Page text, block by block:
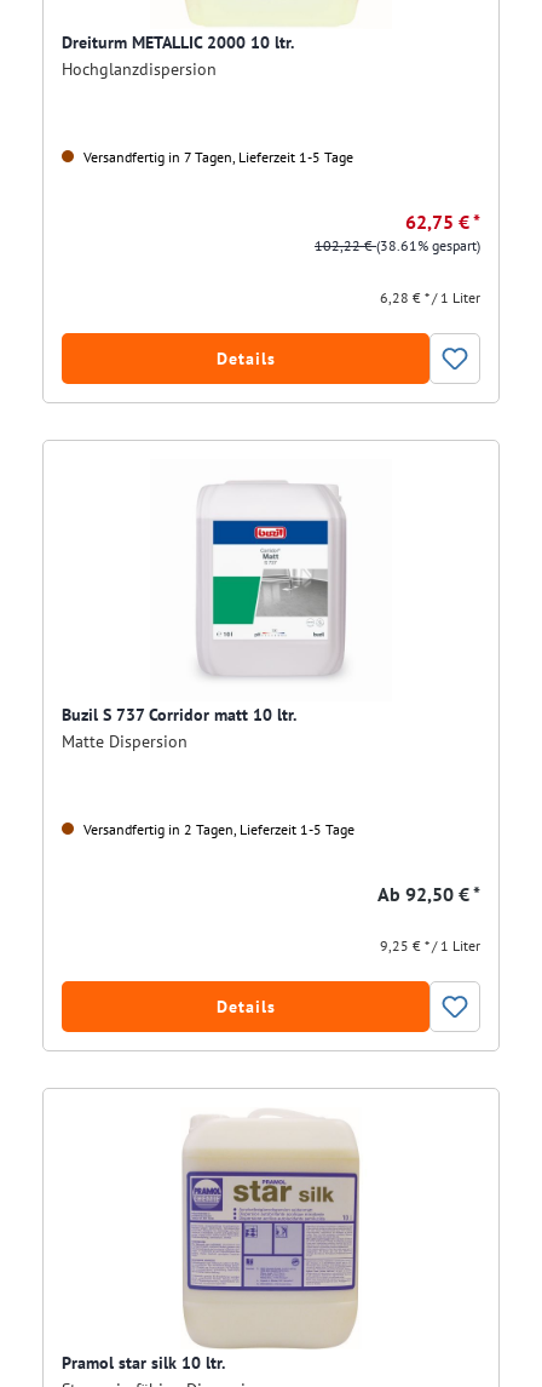
Dreiturm METALLIC 2000 10 ltr.
Hochglanzdispersion
Versandfertig in 7 Tagen, Lieferzeit 1-5 Tage
62,75 € *
102,22 €(38.61% gespart)
6,28 € * / 1 Liter
Details
Buzil S 737 Corridor matt 10 ltr.
Matte Dispersion
Versandfertig in 2 Tagen, Lieferzeit 1-5 Tage
Ab 92,50 € *
9,25 € * / 1 Liter
Details
Pramol star silk 10 ltr.